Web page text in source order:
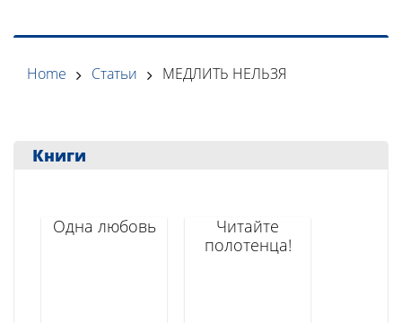
Home Статьи МЕДЛИТЬ НЕЛЬЗЯ
Книги
Одна любовь
Читайте
полотенца!